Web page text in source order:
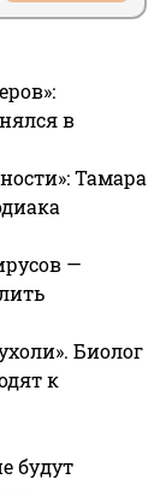
в
Тамара
—
Биолог
к
будут